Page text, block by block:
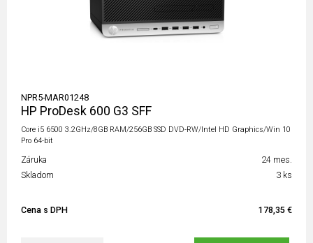
NPR5-MAR01248
HP ProDesk 600 G3 SFF
Core i5 6500 3.2GHz/8GB RAM/256GB SSD DVD-RW/Intel HD Graphics/Win 10
Pro 64-bit
Záruka
24 mes.
Skladom
3 ks
Cena s DPH 178,35 €